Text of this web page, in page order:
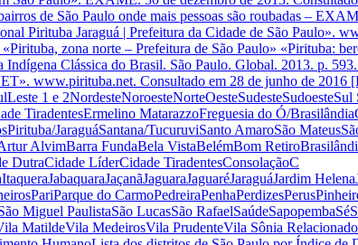
de São Paulo onde mais pessoas são roubadas –
Pirituba Jaraguá | Prefeitura da Cidade de São Paulo».
zona norte – Prefeitura de São Paulo» «Pirituba:
Clássica do Brasil. São Paulo. Global. 2013. p.
www.pirituba.net. Consultado em 28 de junho de 2016
1 e 2NordesteNoroesteNorteOesteSudesteSudoesteSul
TiradentesErmelino MatarazzoFreguesia do Ó/
JaraguáSantana/TucuruviSanto AmaroSão
AlvimBarra FundaBela VistaBelémBom
DutraCidade LíderCidade TiradentesConsolaçãoC
do
Miguel PaulistaSão LucasSão
MedeirosVila PrudenteVila Sônia